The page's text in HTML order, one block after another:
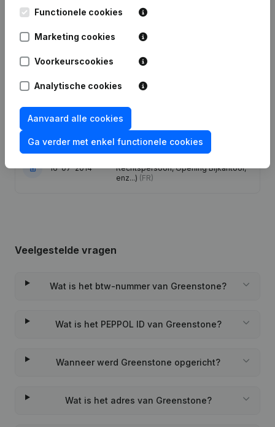
10-12-2020
Maatschappelijke Zetel - Wijziging
Juridische Vorm
Maatschappelijke Zetel(FR)
16-07-2014
Rechtspersoon, Opening Bijkantoor,
enz...) (FR)
Veelgestelde vragen
Wat is het btw-nummer van Greenstone?
Wat is het PEPPOL ID van Greenstone?
Wanneer werd Greenstone opgericht?
Wat is het adres van Greenstone?
Functionele cookies
Marketing cookies
Voorkeurscookies
Analytische cookies
Aanvaard alle cookies
Ga verder met enkel functionele cookies